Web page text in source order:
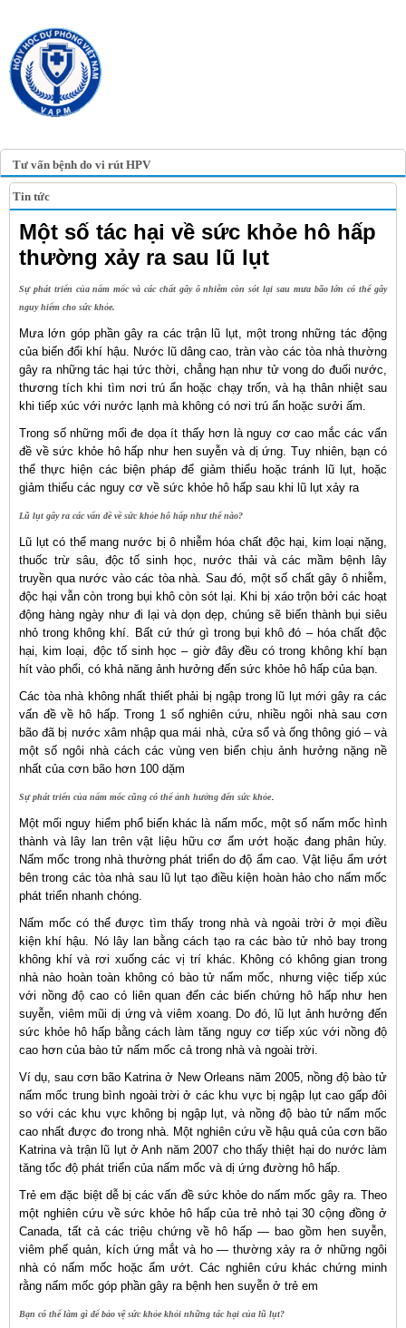
Tư vấn bệnh do vi rút HPV
Tin tức
Một số tác hại về sức khỏe hô hấp
thường xảy ra sau lũ lụt
Sự phát triển của nấm mốc và các chất gây ô nhiễm còn sót lại sau mưa bão lớn có thể gây
nguy hiểm cho sức khỏe.
Mưa lớn góp phần gây ra các trận lũ lụt, một trong những tác động
của biến đổi khí hậu. Nước lũ dâng cao, tràn vào các tòa nhà thường
gây ra những tác hại tức thời, chẳng hạn như tử vong do đuối nước,
thương tích khi tìm nơi trú ẩn hoặc chạy trốn, và hạ thân nhiệt sau
khi tiếp xúc với nước lạnh mà không có nơi trú ẩn hoặc sưởi ấm.
Trong số những mối đe dọa ít thấy hơn là nguy cơ cao mắc các vấn
đề về sức khỏe hô hấp như hen suyễn và dị ứng. Tuy nhiên, bạn có
thể thực hiện các biện pháp để giảm thiểu hoặc tránh lũ lụt, hoặc
giảm thiểu các nguy cơ về sức khỏe hô hấp sau khi lũ lụt xảy ra
Lũ lụt gây ra các vấn đề về sức khỏe hô hấp như thế nào?
Lũ lụt có thể mang nước bị ô nhiễm hóa chất độc hại, kim loại nặng,
thuốc trừ sâu, độc tố sinh học, nước thải và các mầm bệnh lây
truyền qua nước vào các tòa nhà. Sau đó, một số chất gây ô nhiễm,
độc hại vẫn còn trong bụi khô còn sót lại. Khi bị xáo trộn bởi các hoạt
động hàng ngày như đi lại và dọn dẹp, chúng sẽ biến thành bụi siêu
nhỏ trong không khí. Bất cứ thứ gì trong bụi khô đó – hóa chất độc
hại, kim loại, độc tố sinh học – giờ đây đều có trong không khí bạn
hít vào phổi, có khả năng ảnh hưởng đến sức khỏe hô hấp của bạn.
Các tòa nhà không nhất thiết phải bị ngập trong lũ lụt mới gây ra các
vấn đề về hô hấp. Trong 1 số nghiên cứu, nhiều ngôi nhà sau cơn
bão đã bị nước xâm nhập qua mái nhà, cửa sổ và ống thông gió – và
một số ngôi nhà cách các vùng ven biển chịu ảnh hưởng nặng nề
nhất của cơn bão hơn 100 dặm
Sự phát triển của nấm mốc cũng có thể ảnh hưởng đến sức khỏe.
Một mối nguy hiểm phổ biến khác là nấm mốc, một số nấm mốc hình
thành và lây lan trên vật liệu hữu cơ ẩm ướt hoặc đang phân hủy.
Nấm mốc trong nhà thường phát triển do độ ẩm cao. Vật liệu ẩm ướt
bên trong các tòa nhà sau lũ lụt tạo điều kiện hoàn hảo cho nấm mốc
phát triển nhanh chóng.
Nấm mốc có thể được tìm thấy trong nhà và ngoài trời ở mọi điều
kiện khí hậu. Nó lây lan bằng cách tạo ra các bào tử nhỏ bay trong
không khí và rơi xuống các vị trí khác. Không có không gian trong
nhà nào hoàn toàn không có bào tử nấm mốc, nhưng việc tiếp xúc
với nồng độ cao có liên quan đến các biến chứng hô hấp như hen
suyễn, viêm mũi dị ứng và viêm xoang. Do đó, lũ lụt ảnh hưởng đến
sức khỏe hô hấp bằng cách làm tăng nguy cơ tiếp xúc với nồng độ
cao hơn của bào tử nấm mốc cả trong nhà và ngoài trời.
Ví dụ, sau cơn bão Katrina ở New Orleans năm 2005, nồng độ bào tử
nấm mốc trung bình ngoài trời ở các khu vực bị ngập lụt cao gấp đôi
so với các khu vực không bị ngập lụt, và nồng độ bào tử nấm mốc
cao nhất được đo trong nhà. Một nghiên cứu về hậu quả của cơn bão
Katrina và trận lũ lụt ở Anh năm 2007 cho thấy thiệt hại do nước làm
tăng tốc độ phát triển của nấm mốc và dị ứng đường hô hấp.
Trẻ em đặc biệt dễ bị các vấn đề sức khỏe do nấm mốc gây ra. Theo
một nghiên cứu về sức khỏe hô hấp của trẻ nhỏ tại 30 cộng đồng ở
Canada, tất cả các triệu chứng về hô hấp — bao gồm hen suyễn,
viêm phế quản, kích ứng mắt và ho — thường xảy ra ở những ngôi
nhà có nấm mốc hoặc ẩm ướt. Các nghiên cứu khác chứng minh
rằng nấm mốc góp phần gây ra bệnh hen suyễn ở trẻ em
Bạn có thể làm gì để bảo vệ sức khỏe khỏi những tác hại của lũ lụt?